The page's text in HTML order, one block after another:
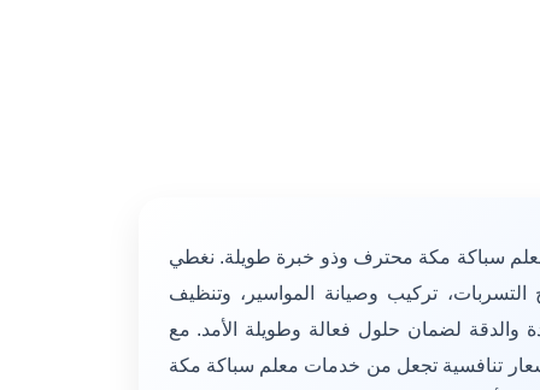
سباكة مكة محترف وذو خبرة طويلة. نغطي
التسربات، تركيب وصيانة المواسير، وتنظيف
والدقة لضمان حلول فعالة وطويلة الأمد. مع
تنافسية تجعل من خدمات معلم سباكة مكة